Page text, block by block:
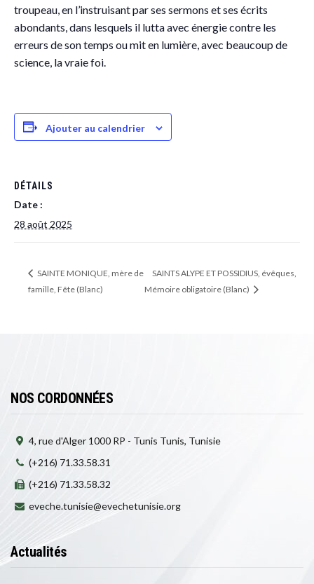
troupeau, en l’instruisant par ses sermons et ses écrits
abondants, dans lesquels il lutta avec énergie contre les
erreurs de son temps ou mit en lumière, avec beaucoup de
science, la vraie foi.
Ajouter au calendrier
DÉTAILS
Date :
28 août 2025
SAINTE MONIQUE, mère de
famille, Fête (Blanc)
SAINTS ALYPE ET POSSIDIUS, évêques,
Mémoire obligatoire (Blanc)
NOS CORDONNÉES
4, rue d'Alger 1000 RP - Tunis Tunis, Tunisie
(+216) 71.33.58.31
(+216) 71.33.58.32
eveche.tunisie@evechetunisie.org
Actualités